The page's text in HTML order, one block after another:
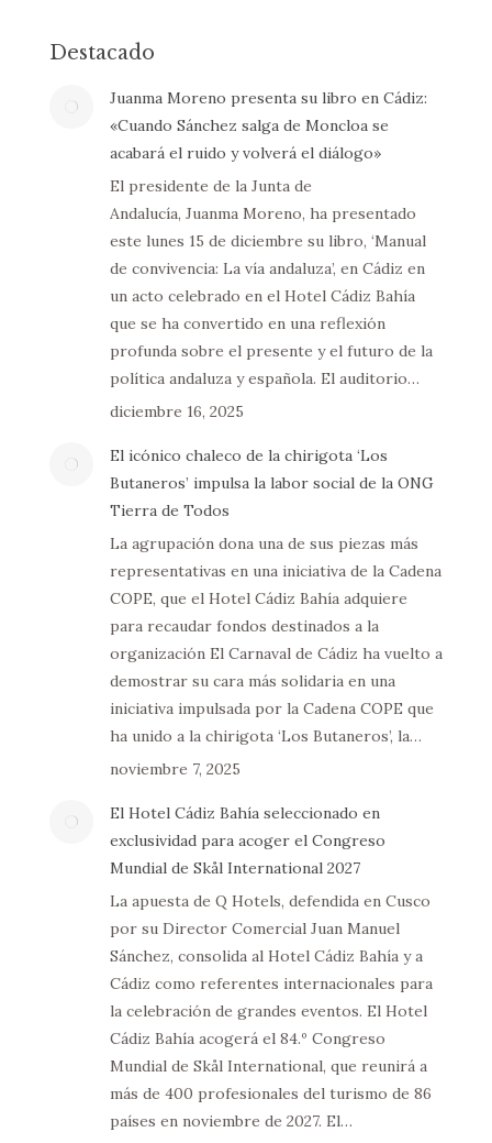
Destacado
Juanma Moreno presenta su libro en Cádiz:
«Cuando Sánchez salga de Moncloa se
acabará el ruido y volverá el diálogo»
El presidente de la Junta de
Andalucía, Juanma Moreno, ha presentado
este lunes 15 de diciembre su libro, ‘Manual
de convivencia: La vía andaluza’, en Cádiz en
un acto celebrado en el Hotel Cádiz Bahía
que se ha convertido en una reflexión
profunda sobre el presente y el futuro de la
política andaluza y española. El auditorio…
diciembre 16, 2025
El icónico chaleco de la chirigota ‘Los
Butaneros’ impulsa la labor social de la ONG
Tierra de Todos
La agrupación dona una de sus piezas más
representativas en una iniciativa de la Cadena
COPE, que el Hotel Cádiz Bahía adquiere
para recaudar fondos destinados a la
organización El Carnaval de Cádiz ha vuelto a
demostrar su cara más solidaria en una
iniciativa impulsada por la Cadena COPE que
ha unido a la chirigota ‘Los Butaneros’, la…
noviembre 7, 2025
El Hotel Cádiz Bahía seleccionado en
exclusividad para acoger el Congreso
Mundial de Skål International 2027
La apuesta de Q Hotels, defendida en Cusco
por su Director Comercial Juan Manuel
Sánchez, consolida al Hotel Cádiz Bahía y a
Cádiz como referentes internacionales para
la celebración de grandes eventos. El Hotel
Cádiz Bahía acogerá el 84.º Congreso
Mundial de Skål International, que reunirá a
más de 400 profesionales del turismo de 86
países en noviembre de 2027. El…